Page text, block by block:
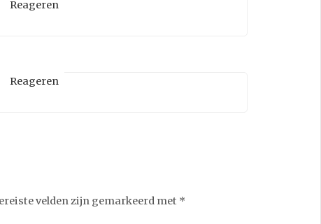
Reageren
Reageren
velden zijn gemarkeerd met *